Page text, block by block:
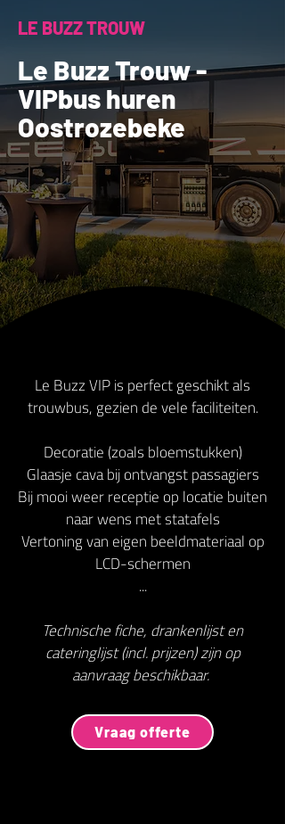
LE BUZZ TROUW
Le Buzz Trouw -
VIPbus huren
Oostrozebeke
Le Buzz VIP is perfect geschikt als
trouwbus, gezien de vele faciliteiten.
Decoratie (zoals bloemstukken)
Glaasje cava bij ontvangst passagiers
Bij mooi weer receptie op locatie buiten
naar wens met statafels
Vertoning van eigen beeldmateriaal op
LCD-schermen
...
Technische fiche, drankenlijst en
cateringlijst (incl. prijzen) zijn op
aanvraag beschikbaar.
Vraag offerte